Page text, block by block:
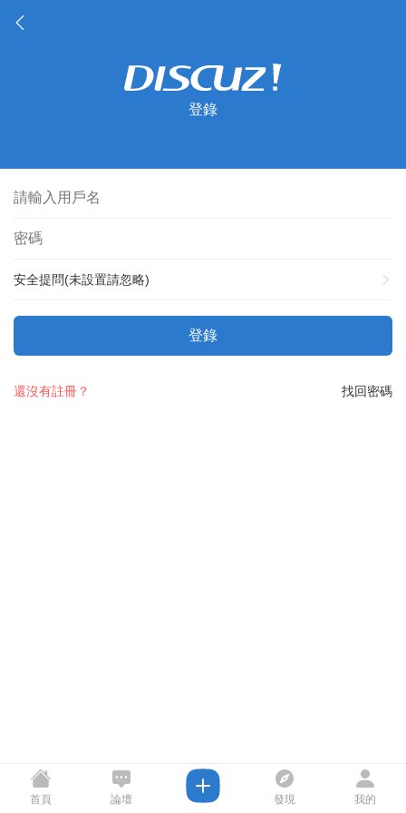
登錄
安全提問(未設置請忽略)
登錄
找回密碼
還沒有註冊？
首頁 論壇 發現 我的